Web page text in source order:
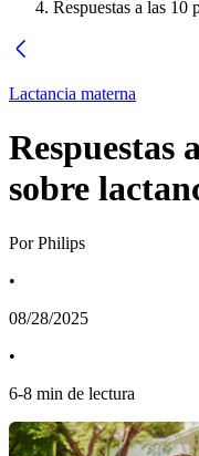
Respuestas a las 10
Lactancia materna
Respuestas
sobre
Por Philips
•
08/28/2025
•
6-8 min de lectura